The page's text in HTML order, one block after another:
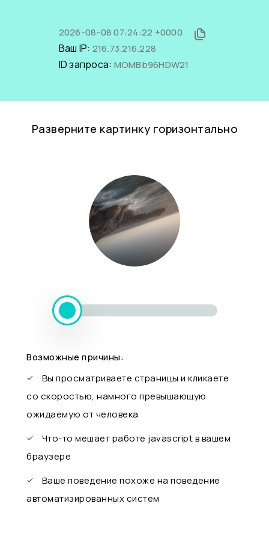
2026-08-08 07:24:22 +0000
Ваш IP: 216.73.216.228
ID запроса: MOMBb96HDW21
Разверните картинку горизонтально
Возможные причины:
Вы просматриваете страницы и кликаете
со скоростью, намного превышающую
ожидаемую от человека
Что-то мешает работе javascript в вашем
браузере
Ваше поведение похоже на поведение
автоматизированных систем